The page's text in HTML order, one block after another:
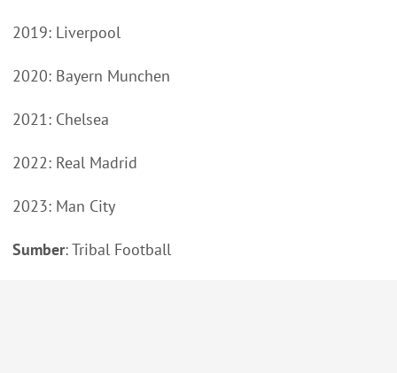
2019: Liverpool
2020: Bayern Munchen
2021: Chelsea
2022: Real Madrid
2023: Man City
Sumber: Tribal Football